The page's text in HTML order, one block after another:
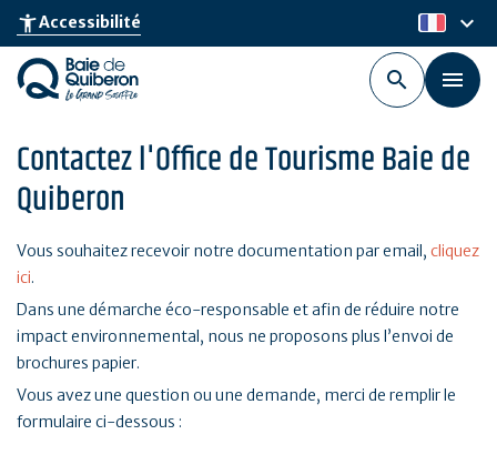
Aller
au
contenu
principal
accessibility_newAccessibilité fr
keyboard_arrow_down
Contactez l'Office de Tourisme Baie de
Quiberon
Vous souhaitez recevoir notre documentation par email, cliquez
ici.
Dans une démarche éco-responsable et afin de réduire notre
impact environnemental, nous ne proposons plus l’envoi de
brochures papier.
Vous avez une question ou une demande, merci de remplir le
formulaire ci-dessous :